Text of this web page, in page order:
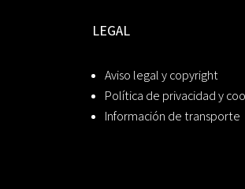
LEGAL
Aviso legal y copyright
Política de privacidad y
Información de transporte